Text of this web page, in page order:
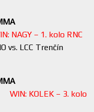
NAGY – 1. kolo RNC
vs. LCC Trenčín
WIN: KOLEK – 3. kolo